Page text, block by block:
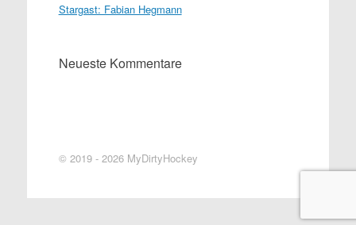
Stargast: Fabian Hegmann
Neueste Kommentare
© 2019 - 2026 MyDirtyHockey